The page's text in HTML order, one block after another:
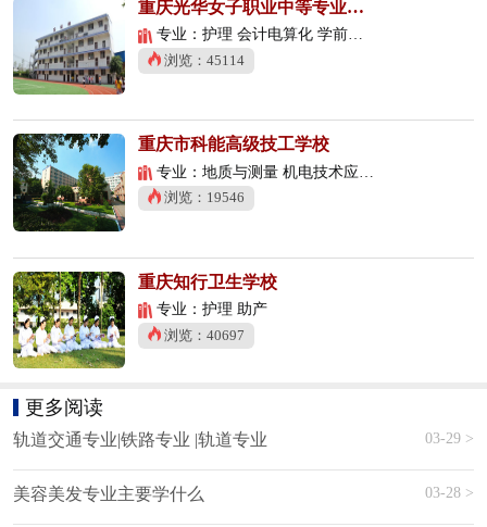
重庆光华女子职业中等专业学校
专业：护理 会计电算化 学前教育
浏览：45114
重庆市科能高级技工学校
专业：地质与测量 机电技术应用 数控技术应用
浏览：19546
重庆知行卫生学校
专业：护理 助产
浏览：40697
更多阅读
轨道交通专业|铁路专业 |轨道专业 03-29 >
美容美发专业主要学什么 03-28 >